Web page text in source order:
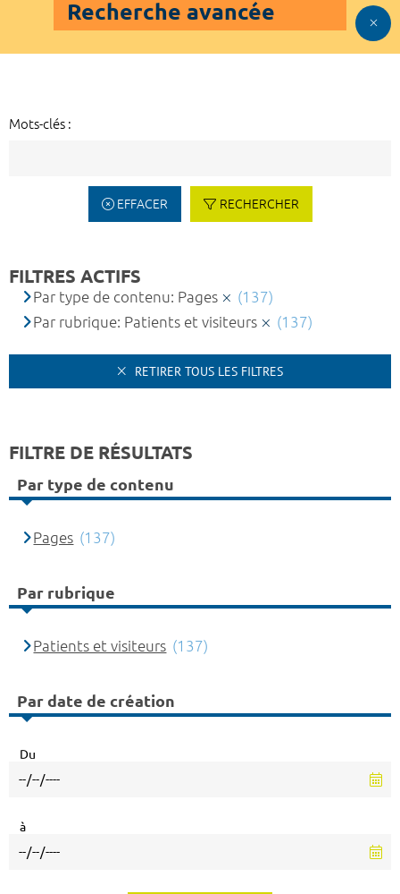
Recherche avancée
Mots-clés :
EFFACER RECHERCHER
FILTRES ACTIFS
Par type de contenu: Pages
(137)
Par rubrique: Patients et visiteurs
(137)
RETIRER TOUS LES FILTRES
FILTRE DE RÉSULTATS
Par type de contenu
Pages (137)
Par rubrique
Patients et visiteurs (137)
Par date de création
Du
à